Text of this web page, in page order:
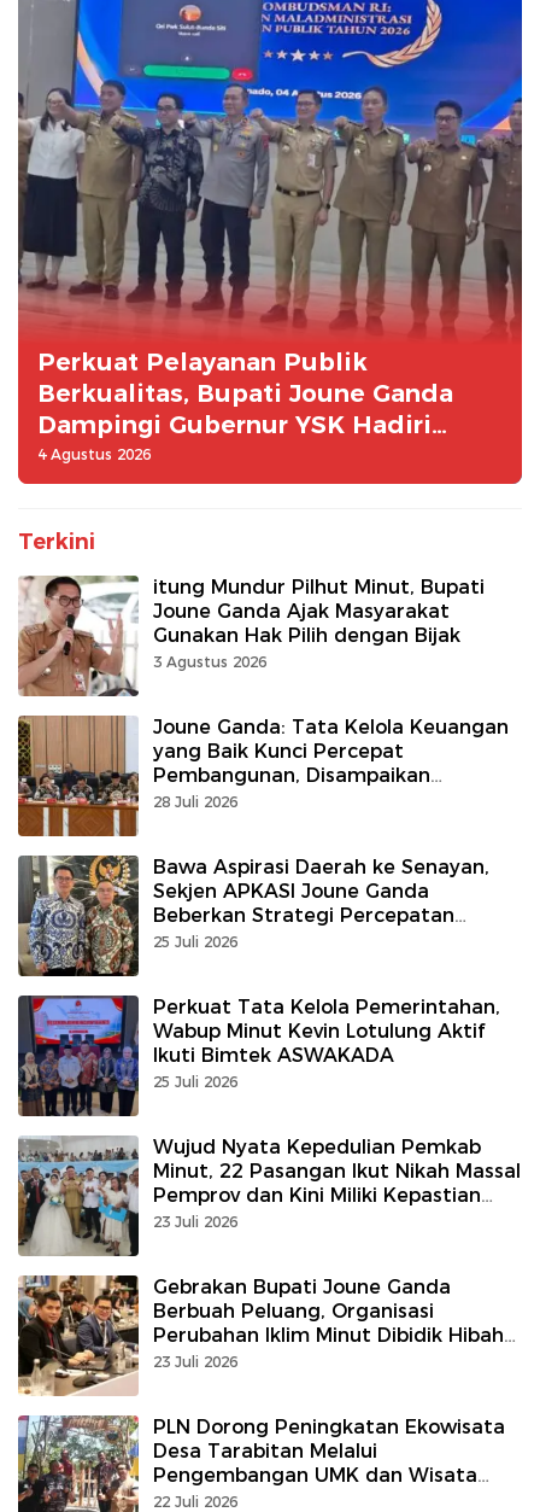
Perkuat Pelayanan Publik
Berkualitas, Bupati Joune Ganda
Dampingi Gubernur YSK Hadiri
Entry Meeting Ombudsman RI
4 Agustus 2026
Terkini
itung Mundur Pilhut Minut, Bupati
Joune Ganda Ajak Masyarakat
Gunakan Hak Pilih dengan Bijak
3 Agustus 2026
Joune Ganda: Tata Kelola Keuangan
yang Baik Kunci Percepat
Pembangunan, Disampaikan
Langsung di Depan Wamendagri
28 Juli 2026
Bawa Aspirasi Daerah ke Senayan,
Sekjen APKASI Joune Ganda
Beberkan Strategi Percepatan
Kemajuan Kabupaten
25 Juli 2026
Perkuat Tata Kelola Pemerintahan,
Wabup Minut Kevin Lotulung Aktif
Ikuti Bimtek ASWAKADA
25 Juli 2026
Wujud Nyata Kepedulian Pemkab
Minut, 22 Pasangan Ikut Nikah Massal
Pemprov dan Kini Miliki Kepastian
Hukum
23 Juli 2026
Gebrakan Bupati Joune Ganda
Berbuah Peluang, Organisasi
Perubahan Iklim Minut Dibidik Hibah
Internasional Rp900 Juta
23 Juli 2026
PLN Dorong Peningkatan Ekowisata
Desa Tarabitan Melalui
Pengembangan UMK dan Wisata
Edukasi Mangrove
22 Juli 2026